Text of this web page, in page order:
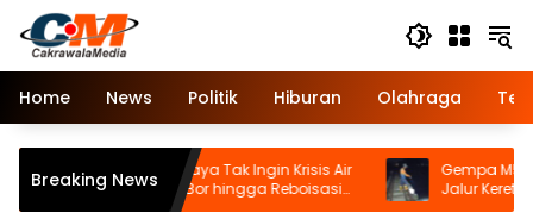
Langsung
konten
Home
News Politik Hiburan Olahraga
Breaking News
Tasikmalaya Tak Ingin Krisis Air
Sumur Bor hingga Reboisasi
Gempa M5,3, KAI
Jalur Kereta